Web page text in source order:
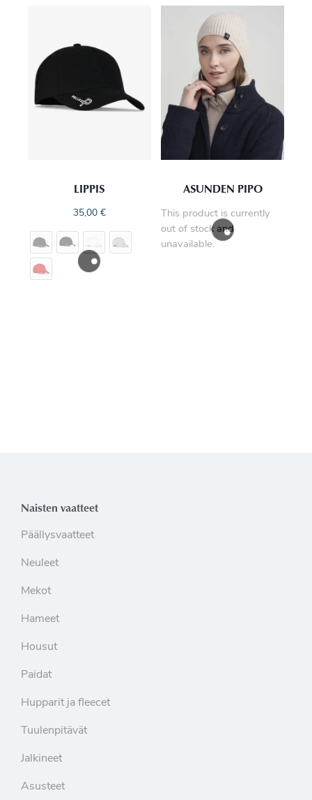
LIPPIS
35,00 €
ASUNDEN PIPO
This product is currently
out of stock and
unavailable.
Naisten vaatteet
Päällysvaatteet
Neuleet
Mekot
Hameet
Housut
Paidat
Hupparit ja fleecet
Tuulenpitävät
Jalkineet
Asusteet